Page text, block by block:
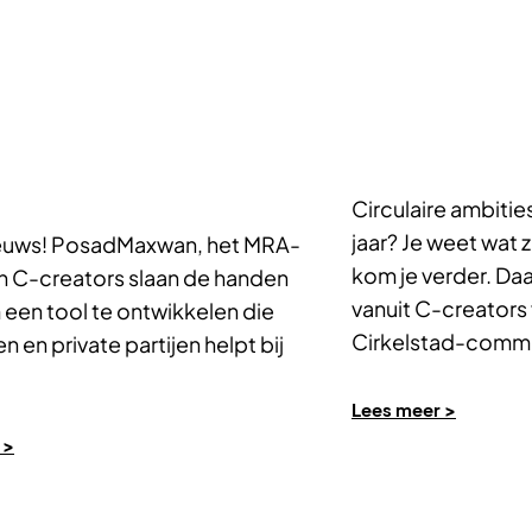
PosadMaxwan, het MRA-
C-creators slaan de handen
een tool te ontwikkelen die
en private partijen helpt bij
Circulaire
jaar? Je weet wat
kom je verder.
vanuit C-
Cirkelstad-
Lees meer >